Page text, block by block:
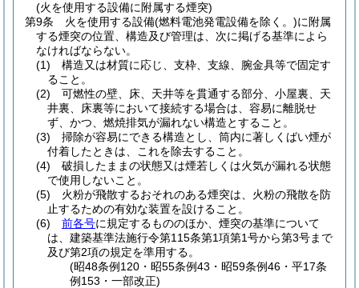
(火を使用する設備に附属する煙突)
第9条
火を使用する設備(燃料電池発電設備を除く。)に附属
する煙突の位置、構造及び管理は、次に掲げる基準によら
なければならない。
(1)
構造又は材質に応じ、支枠、支線、腕金具等で固定す
ること。
(2)
可燃性の壁、床、天井等を貫通する部分、小屋裏、天
井裏、床裏等において接続する場合は、容易に離脱せ
ず、かつ、燃焼排気が漏れない構造とすること。
(3)
掃除が容易にできる構造とし、筒内に著しくばい煙が
付着したときは、これを除去すること。
(4)
破損したままの状態又は煙若しくは火気が漏れる状態
で使用しないこと。
(5)
火粉が飛散するおそれのある煙突は、火粉の飛散を防
止するための有効な装置を設けること。
(6)
前各号に規定するもののほか、煙突の基準について
は、建築基準法施行令第115条第1項第1号から第3号まで
及び第2項の規定を準用する。
(昭48条例120・昭55条例43・昭59条例46・平17条
例153・一部改正)